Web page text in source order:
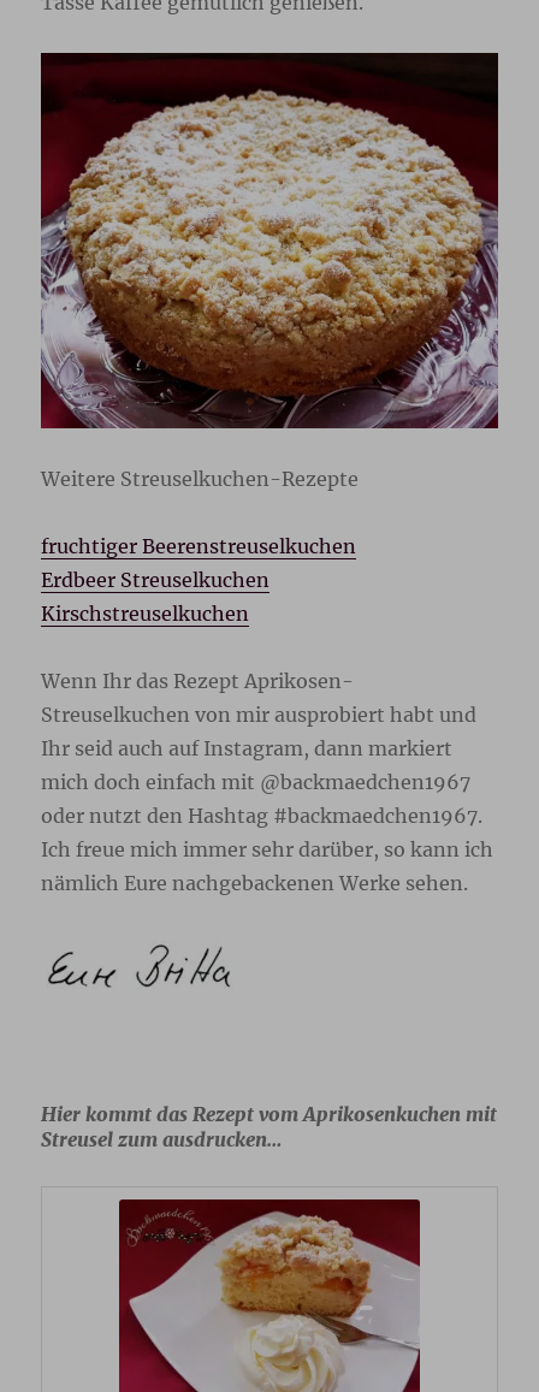
Weitere Streuselkuchen-Rezepte
fruchtiger Beerenstreuselkuchen
Erdbeer Streuselkuchen
Kirschstreuselkuchen
Wenn Ihr das Rezept Aprikosen-
Streuselkuchen von mir ausprobiert habt und
Ihr seid auch auf Instagram, dann markiert
mich doch einfach mit @backmaedchen1967
oder nutzt den Hashtag #backmaedchen1967.
Ich freue mich immer sehr darüber, so kann ich
nämlich Eure nachgebackenen Werke sehen.
Hier kommt das Rezept vom Aprikosenkuchen mit
Streusel zum ausdrucken…